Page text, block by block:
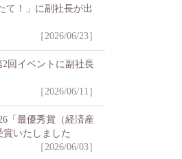
て！」に副社長が出
［2026/06/23］
2回イベントに副社長
［2026/06/11］
「最優秀賞（経済産
いたしました
［2026/06/03］